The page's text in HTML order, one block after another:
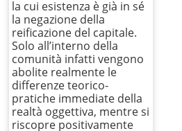
la cui esistenza è già in sé
la negazione della
reificazione del capitale.
Solo all’interno della
comunità infatti vengono
abolite realmente le
differenze teorico-
pratiche immediate della
realtà oggettiva, mentre si
riscopre positivamente